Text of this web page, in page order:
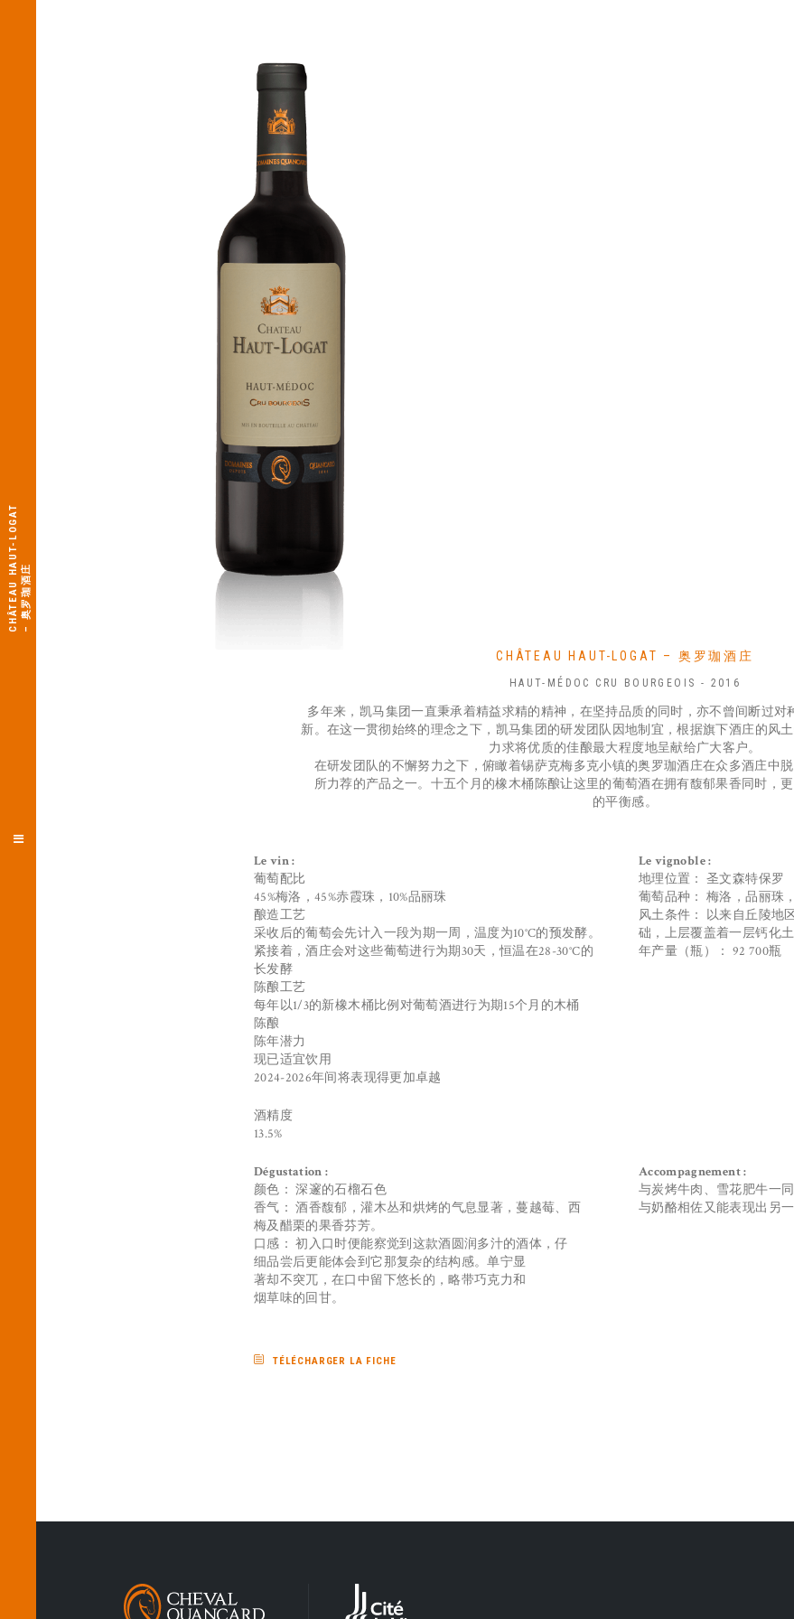
C
H
Â
T
E
A
U
H
A
U
T
-
L
O
G
A
T
–
奥
罗
珈
酒庄
CHÂTEAU HAUT-LOGAT – 奥罗珈酒庄
HAUT-MÉDOC CRU BOURGEOIS - 2016
多年来，凯马集团一直秉承着精益求精的精神，在坚持品质的同时，亦不曾间断过对
新。在这一贯彻始终的理念之下，凯马集团的研发团队因地制宜，根据旗下酒庄的风
力求将优质的佳酿最大程度地呈献给广大客户。
在研发团队的不懈努力之下，俯瞰着锡萨克梅多克小镇的奥罗珈酒庄在众多酒庄中
所力荐的产品之一。十五个月的橡木桶陈酿让这里的葡萄酒在拥有馥郁果香同时，
的平衡感。
Le vin :
葡萄配比
45%梅洛，45%赤霞珠，10%品丽珠
酿造工艺
采收后的葡萄会先计入一段为期一周，温度为10°C的预发酵。
紧接着，酒庄会对这些葡萄进行为期30天，恒温在28-30°C的
长发酵
陈酿工艺
每年以1/3的新橡木桶比例对葡萄酒进行为期15个月的木桶
陈酿
陈年潜力
现已适宜饮用
2024-2026年间将表现得更加卓越
酒精度
13.5%
Le vignoble :
地理位置： 圣文森特保罗
葡萄品种： 梅洛，品丽珠
风土条件： 以来自丘陵地
础，上层覆盖着一层钙化土
年产量（瓶）： 92 700瓶
Dégustation :
颜色： 深邃的石榴石色
香气： 酒香馥郁，灌木丛和烘烤的气息显著，蔓越莓、西
梅及醋栗的果香芬芳。
口感： 初入口时便能察觉到这款酒圆润多汁的酒体，仔
细品尝后更能体会到它那复杂的结构感。单宁显
著却不突兀，在口中留下悠长的，略带巧克力和
烟草味的回甘。
Accompagnement :
与炭烤牛肉、雪花肥牛一
与奶酪相佐又能表现出另
TÉLÉCHARGER LA FICHE